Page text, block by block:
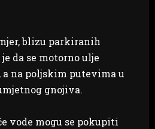
blizu parkiranih
da se motorno ulje
a na poljskim putevima u
gnojiva.
vode mogu se pokupiti